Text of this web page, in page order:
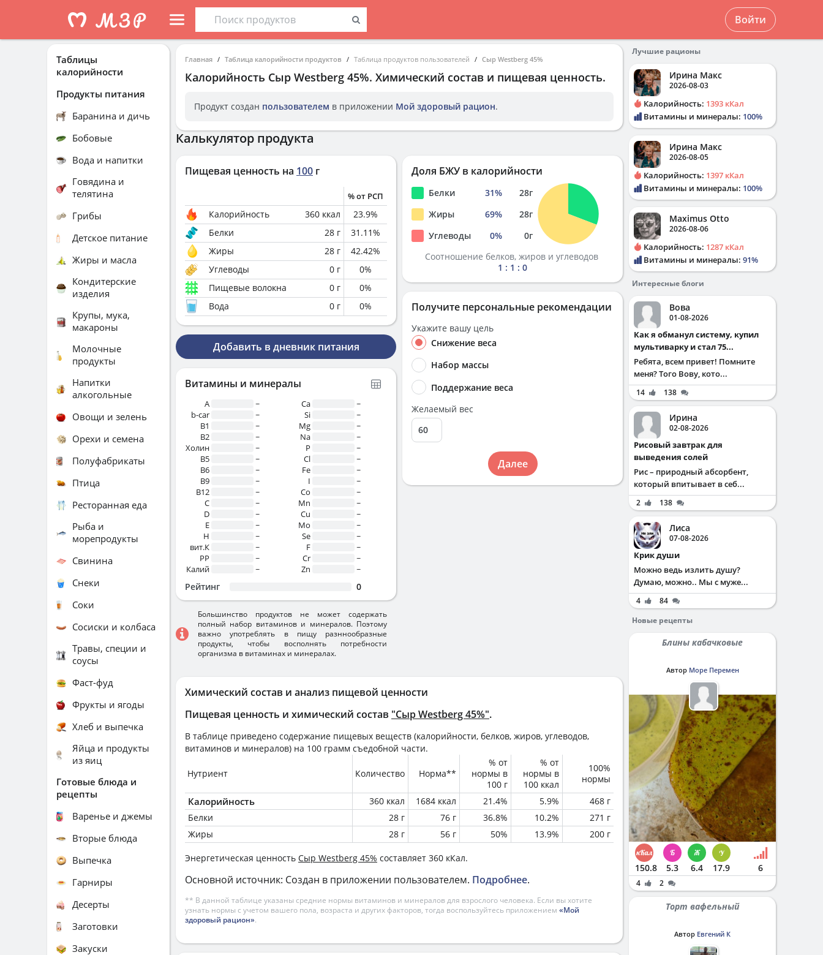
Войти
Главная Таблица калорийности продуктов Таблица продуктов пользователей Сыр Westberg 45%
Калорийность Сыр Westberg 45%. Химический состав и пищевая ценность.
Продукт создан пользователем в приложении Мой здоровый рацион.
Химический состав и анализ пищевой ценности
Пищевая ценность и химический состав "Сыр Westberg 45%".
В таблице приведено содержание пищевых веществ (калорийности, белков, жиров, углеводов,
витаминов и минералов) на 100 грамм съедобной части.
Нутриент Количество Норма**
% от
нормы в
100 г
% от
нормы в
100 ккал
100%
нормы
Калорийность 360 ккал 1684 ккал 21.4% 5.9%
468 г
Белки
28 г 76 г 36.8% 10.2%
271 г
Жиры
28 г 56 г 50% 13.9% 200 г
Энергетическая ценность Сыр Westberg 45% составляет 360 кКал.
Основной источник: Создан в приложении пользователем. Подробнее.
** В данной таблице указаны средние нормы витаминов и минералов для взрослого человека. Если вы хотите
узнать нормы с учетом вашего пола, возраста и других факторов, тогда воспользуйтесь приложением «Мой
здоровый рацион».
Калькулятор продукта
Пищевая ценность на 100 г
% от РСП
Калорийность 360 ккал 23.9%
Белки
28 г 31.11%
Жиры
28 г 42.42%
Углеводы
0 г 0%
Пищевые волокна
0 г 0%
Вода
0 г 0%
Добавить в дневник питания
Витамины и минералы
A
~
b-car
~
В1
~
B2
~
Холин
~
B5
~
B6
~
B9
~
B12
~
C
~
D
~
E
~
H
~
вит.К
~
PP
~
Калий
~
Ca
~
Si
~
Mg
~
Na
~
P
~
Cl
~
Fe
~
I
~
Co
~
Mn
~
Cu
~
Mo
~
Se
~
F
~
Cr
~
Zn
~
Рейтинг 0
Большинство продуктов не может содержать
полный набор витаминов и минералов. Поэтому
важно употреблять в пищу разннообразные
продукты, чтобы восполнять потребности
организма в витаминах и минералах.
Доля БЖУ в калорийности
Белки 31% 28г
Жиры
69% 28г
Углеводы
0% 0г
Соотношение белков, жиров и углеводов
1 : 1 : 0
Получите персональные рекомендации
Укажите вашу цель
Снижение веса
Набор массы
Поддержание веса
Желаемый вес
Далее
Таблицы
калорийности
Продукты питания
Баранина и дичь
Бобовые
Вода и напитки
Говядина и
телятина
Грибы
Детское питание
Жиры и масла
Кондитерские
изделия
Крупы, мука,
макароны
Молочные
продукты
Напитки
алкогольные
Овощи и зелень
Орехи и семена
Полуфабрикаты
Птица
Ресторанная еда
Рыба и
морепродукты
Свинина
Снеки
Соки
Сосиски и колбаса
Травы, специи и
соусы
Фаст-фуд
Фрукты и ягоды
Хлеб и выпечка
Яйца и продукты
из яиц
Готовые блюда и
рецепты
Варенье и джемы
Вторые блюда
Выпечка
Гарниры
Десерты
Заготовки
Закуски
Лучшие рационы
Ирина Макс
2026-08-03
Калорийность: 1393 кКал
Витамины и минералы: 100%
Ирина Макс
2026-08-05
Калорийность: 1397 кКал
Витамины и минералы: 100%
Maximus Otto
2026-08-06
Калорийность: 1287 кКал
Витамины и минералы: 91%
Интересные блоги
Вова
01-08-2026
Как я обманул систему, купил
мультиварку и стал 75...
Ребята, всем привет! Помните
меня? Того Вову, кото...
14 138
Ирина
02-08-2026
Рисовый завтрак для
выведения солей
Рис – природный абсорбент,
который впитывает в себ...
2 138
Лиса
07-08-2026
Крик души
Можно ведь излить душу?
Думаю, можно.. Мы с муже...
4
84
Новые рецепты
Блины кабачковые
Автор Море Перемен
150.8 5.3 6.4 17.9 6
4 2
Торт вафельный
Автор Евгений К